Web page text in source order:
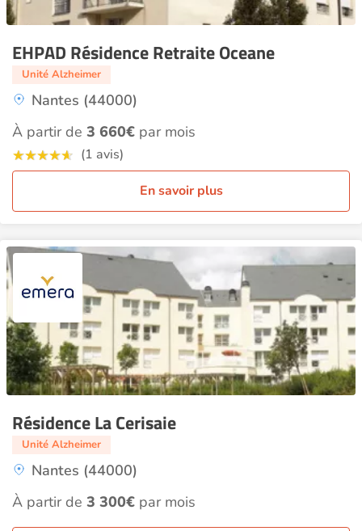
EHPAD Résidence Retraite Oceane
Unité Alzheimer
Nantes (44000)
À partir de 3 660€ par mois
(1 avis)
En savoir plus
Résidence La Cerisaie
Unité Alzheimer
Nantes (44000)
À partir de 3 300€ par mois